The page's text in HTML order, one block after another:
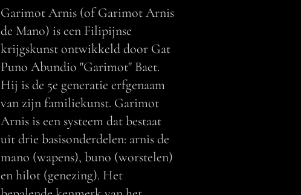
Garimot Arnis (of Garimot Arnis
de Mano) is een Filipijnse
krijgskunst ontwikkeld door Gat
Puno Abundio "Garimot" Baet.
Hij is de 5e generatie erfgenaam
van zijn familiekunst. Garimot
Arnis is een systeem dat bestaat
uit drie basisonderdelen: arnis de
mano (wapens), buno (worstelen)
en hilot (genezing). Het